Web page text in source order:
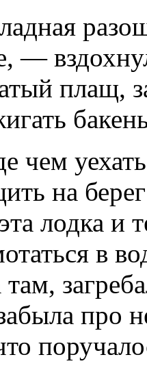
—
плащ,
чем
на
лодка и
в
там,
про